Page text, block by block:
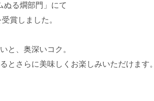
ぬる燗部門」にて
賞しました。
と、奥深いコク。
とさらに美味しくお楽しみいただけます。